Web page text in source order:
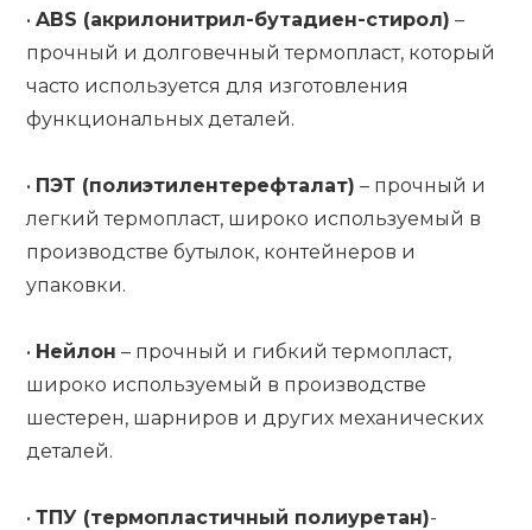
•ABS (акрилонитрил-бутадиен-стирол) –
прочный и долговечный термопласт, который
часто используется для изготовления
функциональных деталей.
• ПЭТ (полиэтилентерефталат) – прочный и
легкий термопласт, широко используемый в
производстве бутылок, контейнеров и
упаковки.
• Нейлон – прочный и гибкий термопласт,
широко используемый в производстве
шестерен, шарниров и других механических
деталей.
•ТПУ (термопластичный полиуретан)-